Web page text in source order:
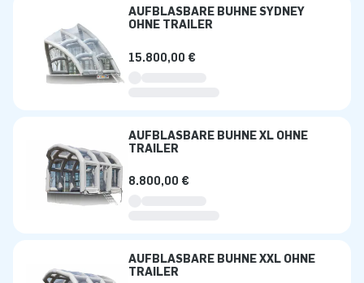
AUFBLASBARE BÜHNE SYDNEY
OHNE TRAILER
15.800,00 €
AUFBLASBARE BÜHNE XL OHNE
TRAILER
8.800,00 €
AUFBLASBARE BÜHNE XXL OHNE
TRAILER